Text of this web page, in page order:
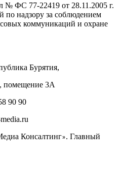
ФС 77-22419 от 28.11.2005 г.
по надзору за соблюдением
коммуникаций и охране
Бурятия,
помещение 3А
90 90
Консалтинг». Главный